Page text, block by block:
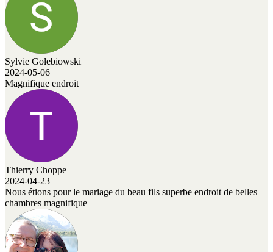
Sylvie Golebiowski
2024-05-06
Magnifique endroit
Thierry Choppe
2024-04-23
Nous étions pour le mariage du beau fils superbe endroit de belles
chambres magnifique